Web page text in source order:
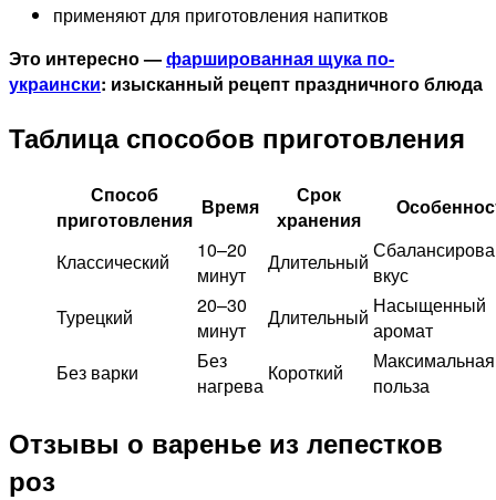
применяют для приготовления напитков
Это интересно —фаршированная щука по-
украински: изысканный рецепт праздничного блюда
Таблица способов приготовления
Способ
приготовления
Время
Срок
хранения
Классический
10–20
минут
Длительный
вкус
Турецкий
20–30
минут
Длительный Насыщенный
аромат
Без варки
Без
нагрева
Короткий
Максимальная
польза
Отзывы о варенье из лепестков
роз